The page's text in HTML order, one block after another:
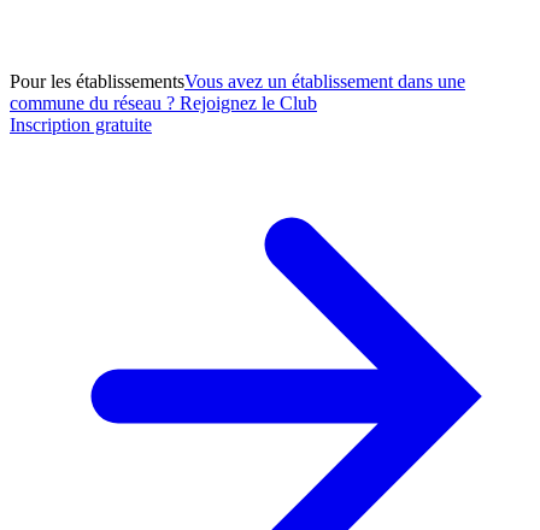
Pour les établissementsVous avez un établissement dans une
commune du réseau ? Rejoignez le Club
Inscription gratuite